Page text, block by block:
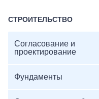
СТРОИТЕЛЬСТВО
Согласование и
проектирование
Фундаменты